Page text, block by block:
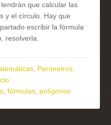
que calcular las
y el círculo. Hay que
escribir la fórmula
resolverla.
, Perímetros,
,fórmulas, polígonos